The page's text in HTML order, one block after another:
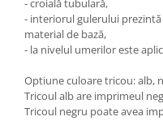
- croială tubulară,
- interiorul gulerului
material de bază,
- la nivelul umerilor este
Optiune culoare tricou: alb,
Tricoul alb are imprimeul
Tricoul negru poate avea